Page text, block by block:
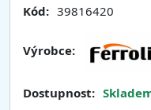
Kód: 39816420
Výrobce:
Dostupnost: